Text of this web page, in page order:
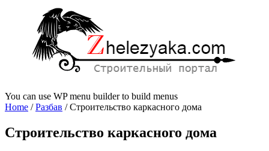
You can use WP menu builder to build menus
Home /Разбав /Строительство каркасного дома
Строительство каркасного дома